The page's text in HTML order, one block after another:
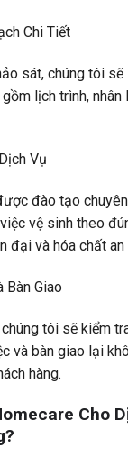
Chi Tiết
sát, chúng tôi
lịch trình,
Vụ
đào tạo
vệ sinh theo
đại và hóa chất an
Bàn Giao
chúng tôi sẽ kiểm
và bàn giao lại
hàng.
Cho